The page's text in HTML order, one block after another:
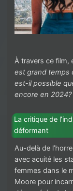
À travers ce film,
est grand temps
est-il possible
encore en 2024?
La critique de
déformant
Au-delà de
avec acuité les
femmes dans le
Moore pour